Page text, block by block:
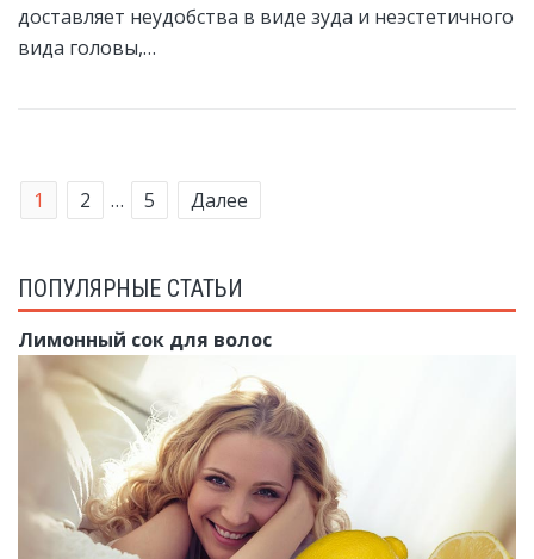
доставляет неудобства в виде зуда и неэстетичного
вида головы,…
1 2 … 5 Далее
ПОПУЛЯРНЫЕ СТАТЬИ
Лимонный сок для волос